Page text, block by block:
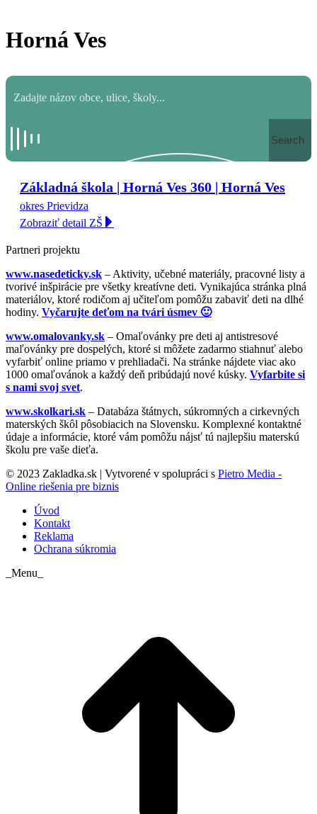
Horná Ves
Search
Základná škola | Horná Ves 360 | Horná Ves
okres Prievidza
Zobraziť detail ZŠ
Partneri projektu
www.nasedeticky.sk – Aktivity, učebné materiály, pracovné listy a
tvorivé inšpirácie pre všetky kreatívne deti. Vynikajúca stránka plná
materiálov, ktoré rodičom aj učiteľom pomôžu zabaviť deti na dlhé
hodiny. Vyčarujte deťom na tvári úsmev 🙂
www.omalovanky.sk – Omaľovánky pre deti aj antistresové
maľovánky pre dospelých, ktoré si môžete zadarmo stiahnuť alebo
vyfarbiť online priamo v prehliadači. Na stránke nájdete viac ako
1000 omaľovánok a každý deň pribúdajú nové kúsky. Vyfarbite si
s nami svoj svet.
www.skolkari.sk – Databáza štátnych, súkromných a cirkevných
materských škôl pôsobiacich na Slovensku. Komplexné kontaktné
údaje a informácie, ktoré vám pomôžu nájsť tú najlepšiu materskú
školu pre vaše dieťa.
© 2023 Zakladka.sk | Vytvorené v spolupráci s Pietro Media -
Online riešenia pre biznis
Úvod
Kontakt
Reklama
Ochrana súkromia
_Menu_